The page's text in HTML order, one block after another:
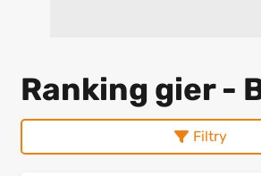
Ranking gier -
Filtry